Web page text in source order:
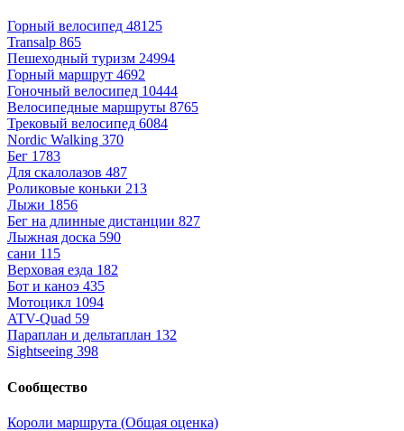
Горный велосипед 48125
Transalp 865
Пешеходный туризм 24994
Горный маршрут 4692
Гоночный велосипед 10444
Велосипедные маршруты 8765
Трековый велосипед 6084
Nordic Walking 370
Бег 1783
Для скалолазов 487
Роликовые коньки 213
Лыжи 1856
Бег на длинные дистанции 827
Лыжная доска 590
сани 115
Верховая езда 182
Бот и каноэ 435
Мотоцикл 1094
ATV-Quad 59
Параплан и дельтаплан 132
Sightseeing 398
Сообщество
Короли маршрута (Общая оценка)